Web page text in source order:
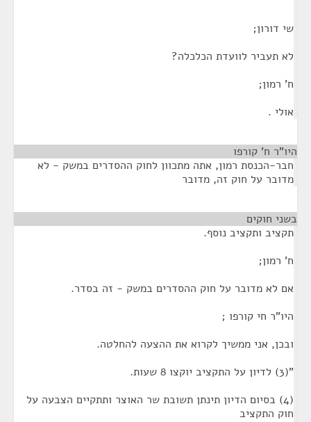
שי דורון;
לא תעביר לוועדת הכלכלה?
ח' רמון;
אולי .
היו"ר ח' קורפו
חבר-הכנסת רמון, אתה מתכוון לחוק ההסדרים במשק - לא
מדובר על חוק זה, מדובר
בשני חוקים
תקציב ותקציב נוסף.
ח' רמון;
אם לא מדובר על חוק ההסדרים במשק - זה בסדר.
היו"ר חי קורפו ;
ובכן, אני ממשיך לקרוא את ההצעה להחלטה.
"(3) לדיון על התקציב יוקצו 8 שעות.
(4) בסיום הדיון תינתן תשובת שר האוצר ותתקיים הצבעה על
חוק התקציב